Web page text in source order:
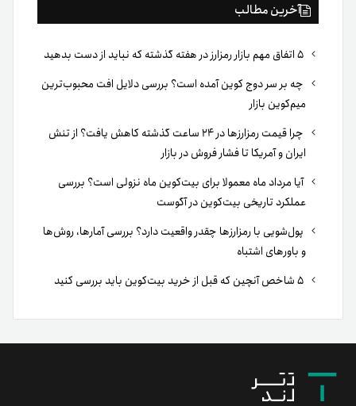
آخرین مطالب
چه بر سر دوج کوین آمده است؟ بررسی دلایل افت محبوب‌ترین
میم‌کوین بازار
چرا قیمت رمزارزها در ۲۴ ساعت گذشته کاهش یافت؟ از تنش
ایران و آمریکا تا فشار فروش در بازار
آیا مرداد ماه معمولا برای بیت‌کوین ماه نزولی است؟ بررسی
عملکرد تاریخی بیت‌کوین در آگوست
پول‌شویی با رمزارزها چقدر واقعیت دارد؟ بررسی آمارها، روش‌ها
و باورهای اشتباه